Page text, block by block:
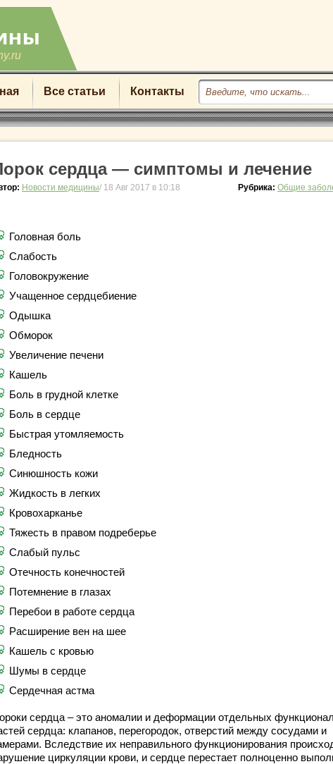
Все статьи Контакты
сердца — симптомы и лечение
Новости медицины/ 18 Авг 2017 в 10:18 Рубрика: Общие
Головная боль
Слабость
Головокружение
Учащенное сердцебиение
Одышка
Обморок
Увеличение печени
Кашель
Боль в грудной клетке
Боль в сердце
Быстрая утомляемость
Бледность
Синюшность кожи
Жидкость в легких
Кровохарканье
Тяжесть в правом подреберье
Слабый пульс
Отечность конечностей
Потемнение в глазах
Перебои в работе сердца
Расширение вен на шее
Кашель с кровью
Шумы в сердце
Сердечная астма
сердца – это аномалии и деформации отдельных
сердца: клапанов, перегородок, отверстий между сосудами и
Вследствие их неправильного функционирования
циркуляции крови, и сердце перестает полноценно